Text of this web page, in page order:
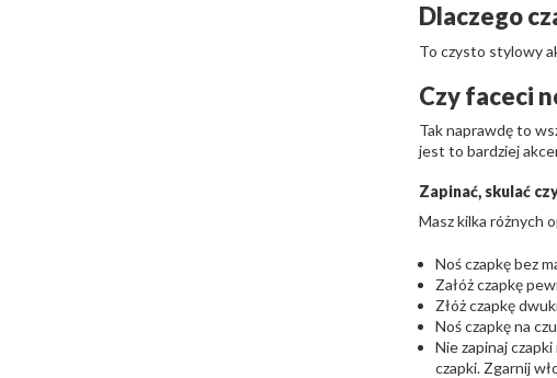
Dlaczego
To czysto stylowy
Czy faceci
Tak naprawdę to
jest to bardziej
Zapinać, skulać
Masz kilka różnych
Noś czapkę bez
Załóż czapkę
Złóż czapkę
Noś czapkę na
Nie zapinaj
czapki. Zgarnij